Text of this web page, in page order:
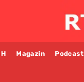
Magazin Podcast